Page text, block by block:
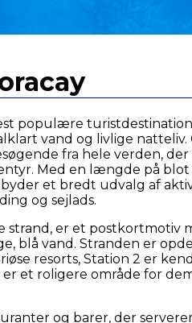
populære
vand og livlige
fra hele verden, der
Med en længde på blot
et bredt udvalg af
og sejlads.
strand, er et postkortmotiv
blå vand. Stranden er
resorts, Station 2 er
et roligere område for
og barer, der